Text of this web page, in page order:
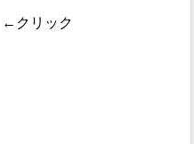
←クリック